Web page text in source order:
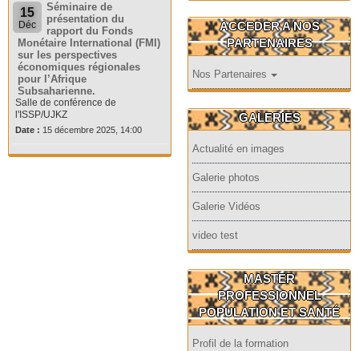
15
Déc
Séminaire de
présentation du
rapport du Fonds
Monétaire International (FMI)
sur les perspectives
économiques régionales
pour l’Afrique
Subsaharienne.
Salle de conférence de
l'ISSP/UJKZ
Date : 15 décembre 2025, 14:00
ACCEDER A NOS
PARTENAIRES
Nos Partenaires
GALERIES
Actualité en images
Galerie photos
Galerie Vidéos
video test
MASTER
PROFESSIONNEL
POPULATION ET SANTÉ
Profil de la formation